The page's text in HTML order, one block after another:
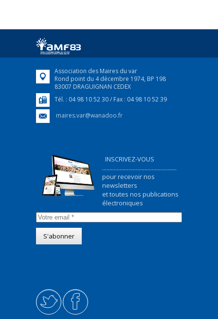
Association des Maires du var
Rond point du 4 décembre 1974, BP 198
83007 DRAGUIGNAN CEDEX
Tél. : 04 98 10 52 30 / Fax : 04 98 10 52 39
maires.var@wanadoo.fr
INSCRIVEZ-VOUS
...................................................
pour recevoir nos
newsletters
et toutes nos publications
électroniques